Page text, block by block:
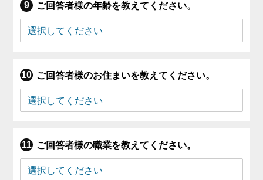
ご回答者様の年齢を教えてください。
ご回答者様のお住まいを教えてください。
ご回答者様の職業を教えてください。